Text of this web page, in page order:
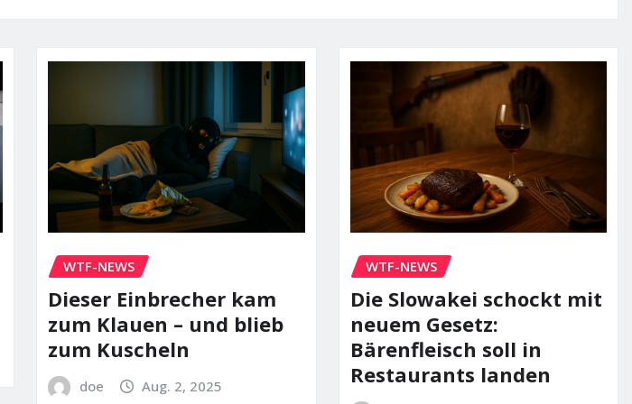
WTF-NEWS
Dieser Einbrecher kam
zum Klauen – und blieb
zum Kuscheln
doe Aug. 2, 2025
WTF-NEWS
Die Slowakei schockt mit
neuem Gesetz:
Bärenfleisch soll in
Restaurants landen